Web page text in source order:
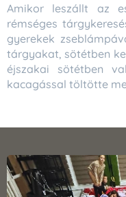
Amikor leszállt az
rémséges
gyerekek
tárgyakat, sötétben
éjszakai sötétben
kacagással töltötte